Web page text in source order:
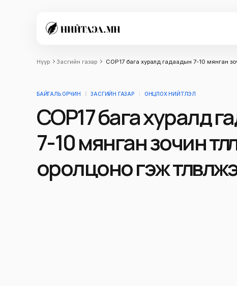
Нүүр Засгийн газар COP17 бага хуралд гадаадын 7-10 мянган зочин
БАЙГАЛЬ ОРЧИН ЗАСГИЙН ГАЗАР ОНЦЛОХ НИЙТЛЭЛ
COP17 бага хуралд
7-10 мянган зочин
оролцоно гэж